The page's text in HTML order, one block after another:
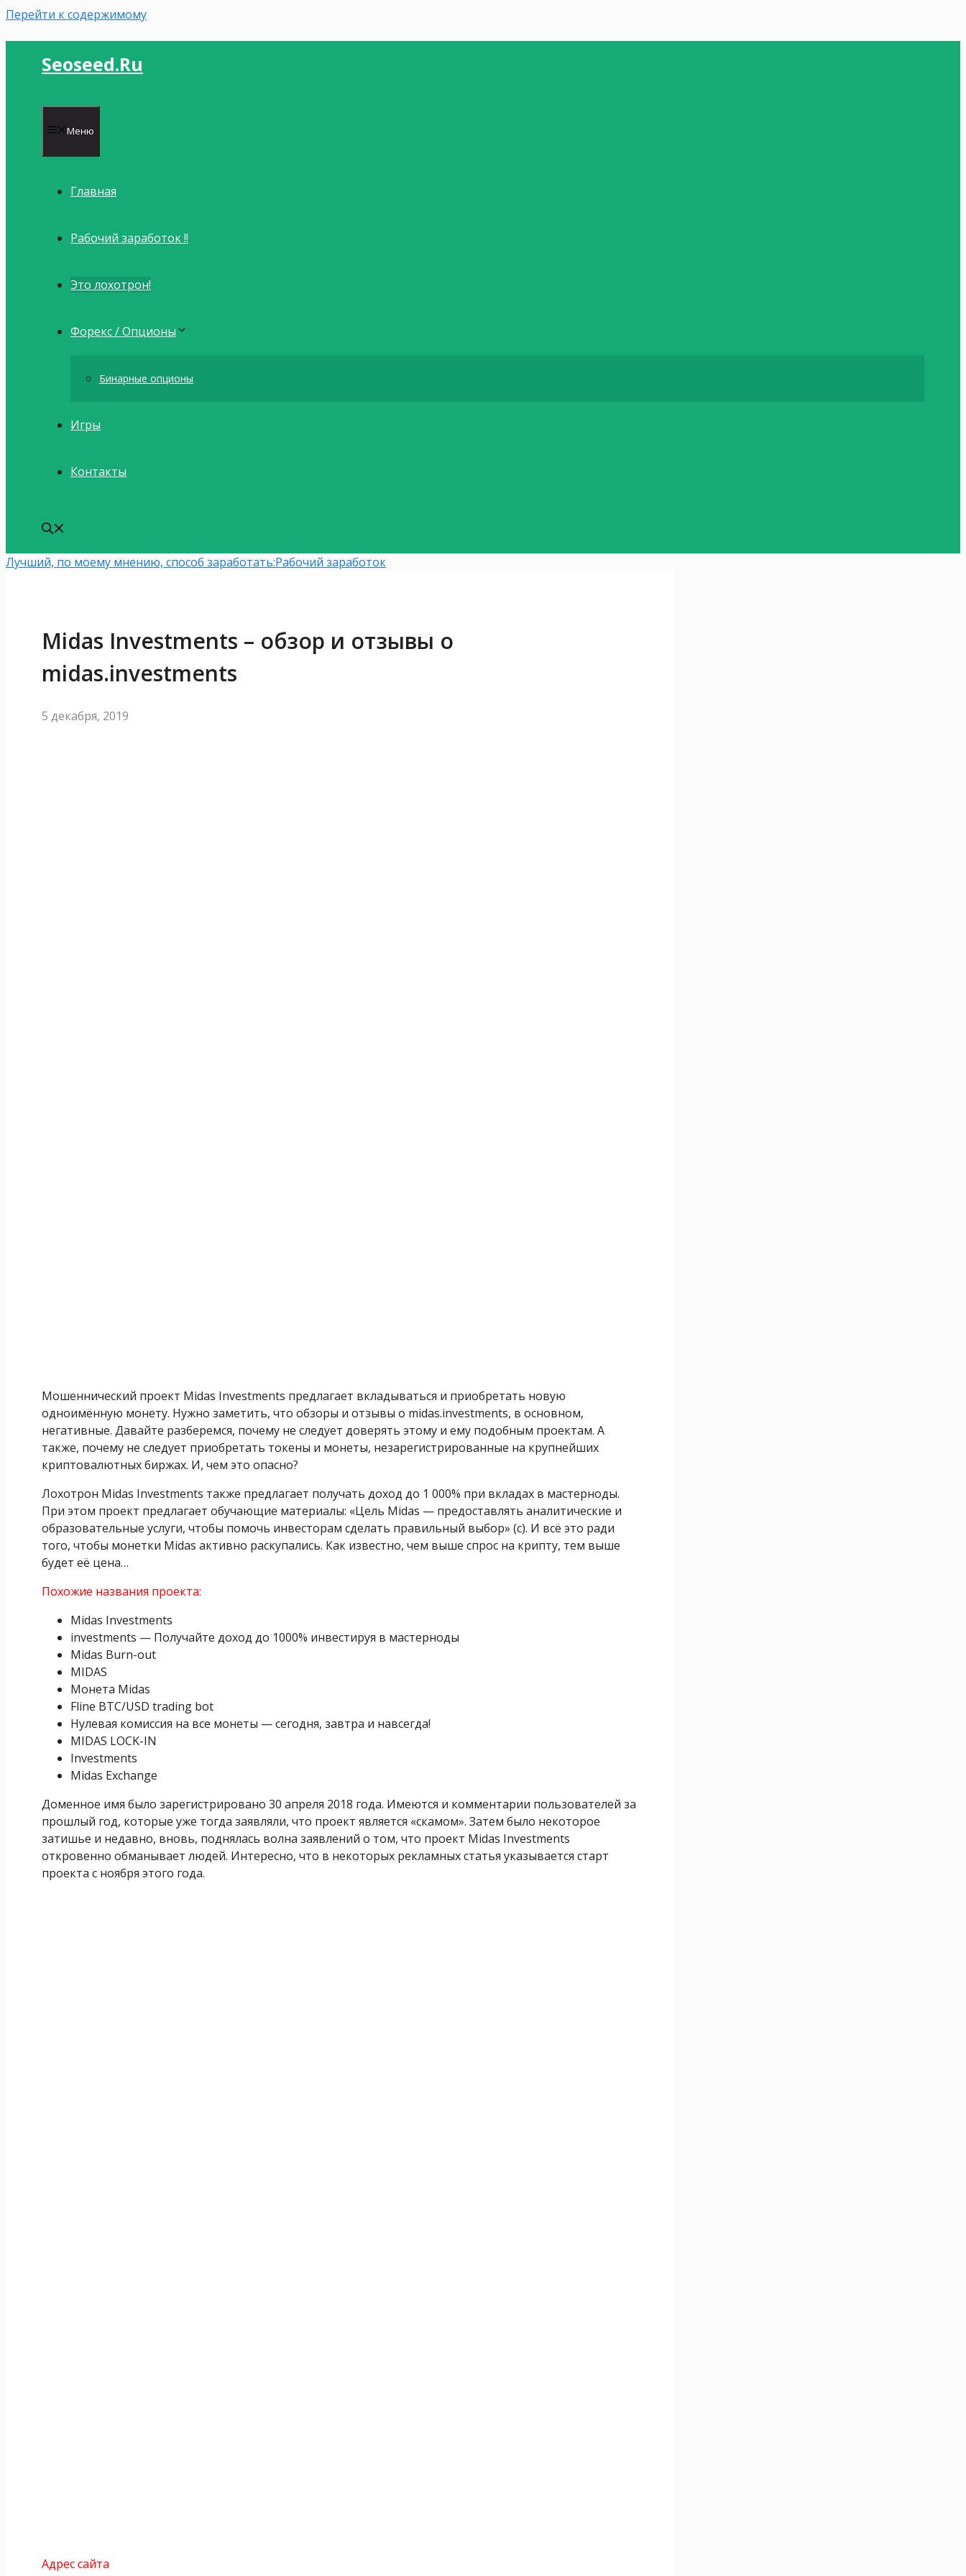
Перейти к содержимому
Seoseed.ru
Меню
Главная
Рабочий заработок !!
Это лохотрон!
Форекс / Опционы
Бинарные опционы
Игры
Контакты
Лучший, по моему мнению, способ заработать:Рабочий заработок
Midas Investments – обзор и отзывы о
midas.investments
5 декабря, 2019
Мошеннический проект Midas Investments предлагает вкладываться и приобретать новую
одноимённую монету. Нужно заметить, что обзоры и отзывы о midas.investments, в основном,
негативные. Давайте разберемся, почему не следует доверять этому и ему подобным проектам. А
также, почему не следует приобретать токены и монеты, незарегистрированные на крупнейших
криптовалютных биржах. И, чем это опасно?
Лохотрон Midas Investments также предлагает получать доход до 1 000% при вкладах в мастерноды.
При этом проект предлагает обучающие материалы: «Цель Midas — предоставлять аналитические и
образовательные услуги, чтобы помочь инвесторам сделать правильный выбор» (с). И всё это ради
того, чтобы монетки Midas активно раскупались. Как известно, чем выше спрос на крипту, тем выше
будет её цена…
Похожие названия проекта:
Midas Investments
investments — Получайте доход до 1000% инвестируя в мастерноды
Midas Burn-out
MIDAS
Монета Midas
Fline BTC/USD trading bot
Нулевая комиссия на все монеты — сегодня, завтра и навсегда!
MIDAS LOCK-IN
Investments
Midas Exchange
Доменное имя было зарегистрировано 30 апреля 2018 года. Имеются и комментарии пользователей за
прошлый год, которые уже тогда заявляли, что проект является «скамом». Затем было некоторое
затишье и недавно, вновь, поднялась волна заявлений о том, что проект Midas Investments
откровенно обманывает людей. Интересно, что в некоторых рекламных статья указывается старт
проекта с ноября этого года.
Адрес сайта